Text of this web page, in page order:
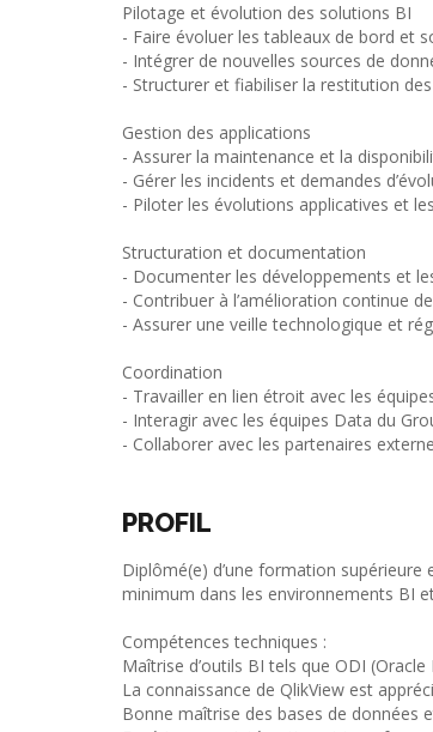
Pilotage et évolution des solutions BI
- Faire évoluer les tableaux de bord et
- Intégrer de nouvelles sources de
- Structurer et fiabiliser la restitution
Gestion des applications
- Assurer la maintenance et la
- Gérer les incidents et demandes
- Piloter les évolutions applicatives et
Structuration et documentation
- Documenter les développements et
- Contribuer à l’amélioration continue
- Assurer une veille technologique et
Coordination
- Travailler en lien étroit avec les
- Interagir avec les équipes Data du
- Collaborer avec les partenaires
PROFIL
Diplômé(e) d’une formation supérieure
minimum dans les environnements BI
Compétences techniques :
Maîtrise d’outils BI tels que ODI
La connaissance de QlikView est
Bonne maîtrise des bases de données